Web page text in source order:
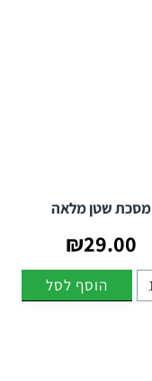
מסכת שטן מלאה
₪29.00
הוסף לסל